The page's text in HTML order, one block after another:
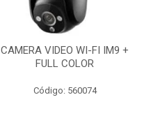
CAMERA VIDEO WI-FI IM9 +
FULL COLOR
Código: 560074